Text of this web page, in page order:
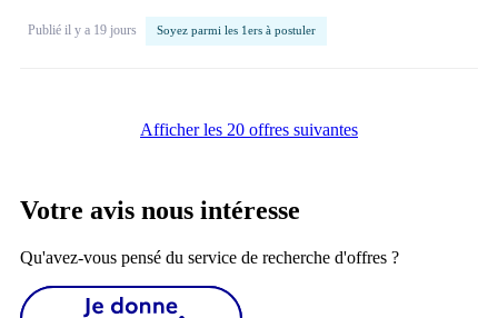
Publié il y a 19 jours Soyez parmi les 1ers à postuler
Afficher les 20 offres suivantes
Votre avis nous intéresse
Qu'avez-vous pensé du service de recherche d'offres ?